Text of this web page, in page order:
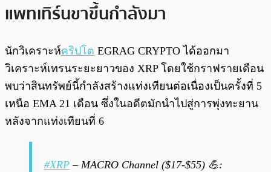
แพทเทิร์นขาขึ้นกำลังมา
นักวิเคราะห์คริปโต EGRAG CRYPTO ได้ออกมา
วิเคราะห์เทรนระยะยาวของ XRP โดยใช้กราฟรายเดือน
พบว่าสินทรัพย์นี้กำลังสร้างแท่งเทียนต่อเนื่องเป็นครั้งที่ 5
เหนือ EMA 21 เดือน ซึ่งในอดีตมักนำไปสู่การพุ่งทะยาน
หลังจากแท่งเทียนที่ 6
#XRP – MACRO Channel ($17-$55) 💪: